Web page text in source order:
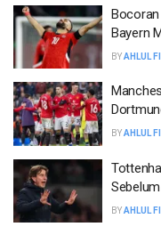
Bocoran
Bayern
BYAHLUL
BYAHLUL
BYAHLUL